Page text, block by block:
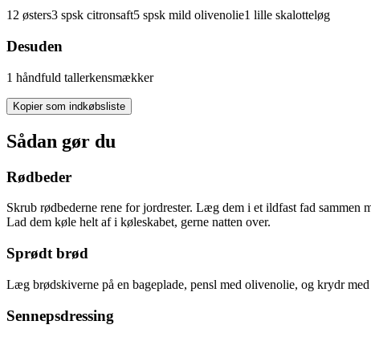
12 østers3 spsk citronsaft5 spsk mild olivenolie1 lille skalotteløg
Desuden
1 håndfuld tallerkensmækker
Kopier som indkøbsliste
Sådan gør du
Rødbeder
Skrub rødbederne rene for jordrester. Læg dem i et ildfast fad
Lad dem køle helt af i køleskabet, gerne natten over.
Sprødt brød
Læg brødskiverne på en bageplade, pensl med olivenolie, og krydr
Sennepsdressing